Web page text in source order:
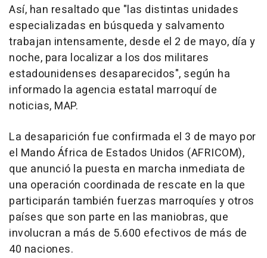
Así, han resaltado que "las distintas unidades
especializadas en búsqueda y salvamento
trabajan intensamente, desde el 2 de mayo, día y
noche, para localizar a los dos militares
estadounidenses desaparecidos", según ha
informado la agencia estatal marroquí de
noticias, MAP.
La desaparición fue confirmada el 3 de mayo por
el Mando África de Estados Unidos (AFRICOM),
que anunció la puesta en marcha inmediata de
una operación coordinada de rescate en la que
participarán también fuerzas marroquíes y otros
países que son parte en las maniobras, que
involucran a más de 5.600 efectivos de más de
40 naciones.